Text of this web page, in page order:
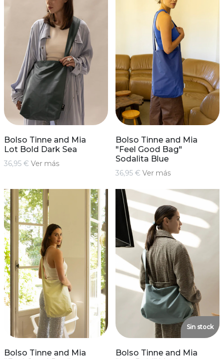
Bolso Tinne and Mia
Lot Bold Dark Sea
36,95 € Ver más
Bolso Tinne and Mia
"Feel Good Bag"
Sodalita Blue
36,95 € Ver más
Bolso Tinne and Mia
Sin stock
Bolso Tinne and Mia